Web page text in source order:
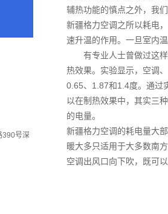
390号深
辅热功能的慎点之外，我
新疆格力空调之所以耗电
速升温的作用。一旦室内
有专业人士曾做过这样
热效果。实验显示，空调
0.65、1.87和1.4度。通过
以在制热效果中，其实三
的电量。
新疆格力空调的耗电量大
暖大多只适用于大多数南
空调出风口向下吹，既可